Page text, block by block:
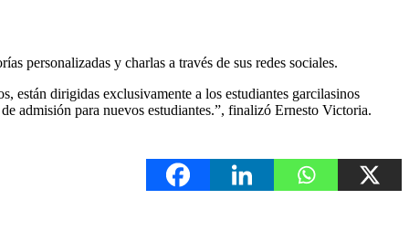
personalizadas y charlas a través de sus redes sociales.
están dirigidas exclusivamente a los estudiantes garcilasinos
admisión para nuevos estudiantes.”, finalizó Ernesto Victoria.